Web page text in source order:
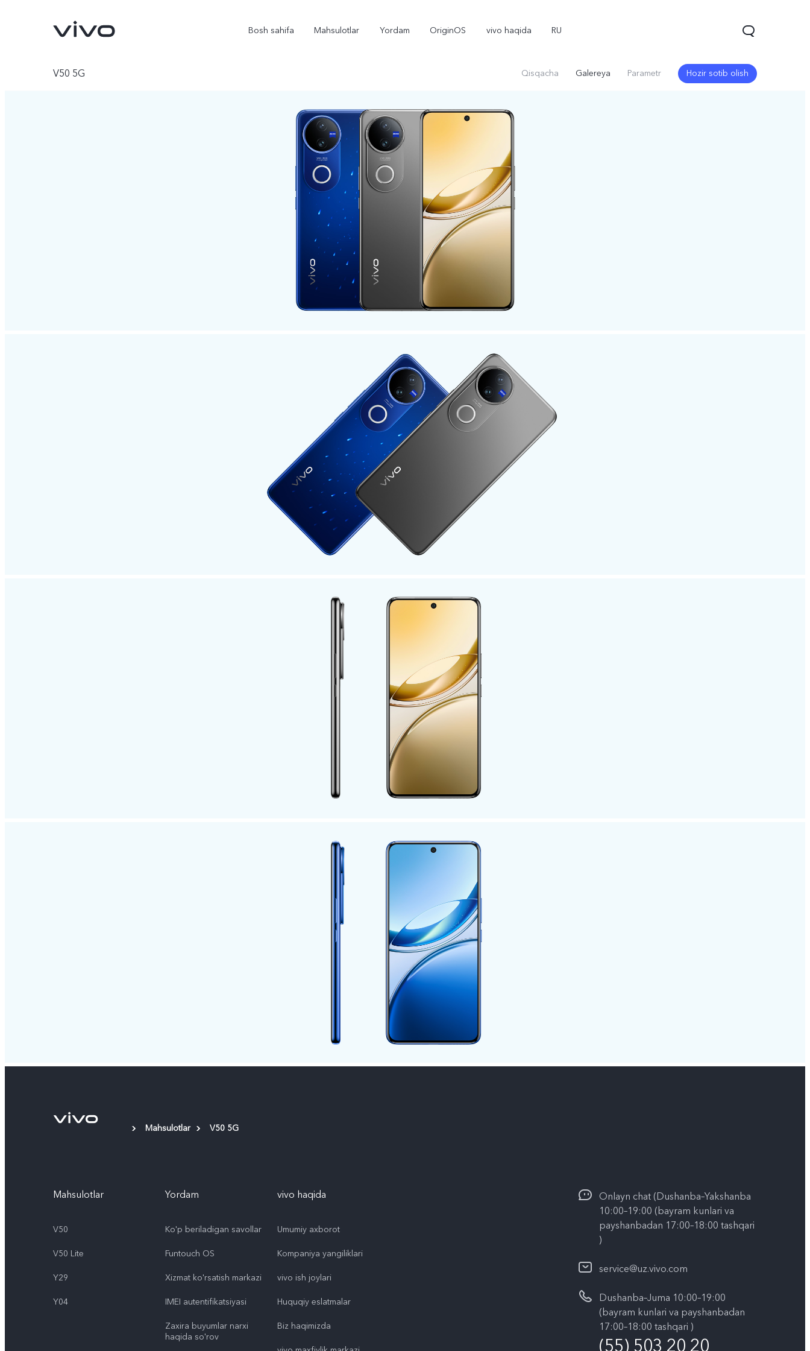
Bosh sahifa Mahsulotlar Yordam OriginOS vivo haqida RU
X300 FE yangi
V50 5G Qisqacha Galereya Parametr Hozir sotib olish
Mahsulotlar V50 5G
Mahsulotlar
V50
V50 Lite
Y29
Y04
Yordam
Ko'p beriladigan savollar
Funtouch OS
Xizmat ko'rsatish markazi
IMEI autentifikatsiyasi
Zaxira buyumlar narxi
haqida so'rov
vivo haqida
Umumiy axborot
Kompaniya yangiliklari
vivo ish joylari
Huquqiy eslatmalar
Biz haqimizda
Onlayn chat (Dushanba–Yakshanba
10:00–19:00 (bayram kunlari va
payshanbadan 17:00–18:00 tashqari
)
service@uz.vivo.com
Dushanba–Juma 10:00–19:00
(bayram kunlari va payshanbadan
17:00–18:00 tashqari )
(55) 503 20 20